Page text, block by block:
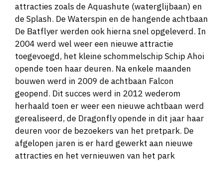
attracties zoals de Aquashute (waterglijbaan) en
de Splash. De Waterspin en de hangende achtbaan
De Batflyer werden ook hierna snel opgeleverd. In
2004 werd wel weer een nieuwe attractie
toegevoegd, het kleine schommelschip Schip Ahoi
opende toen haar deuren. Na enkele maanden
bouwen werd in 2009 de achtbaan Falcon
geopend. Dit succes werd in 2012 wederom
herhaald toen er weer een nieuwe achtbaan werd
gerealiseerd, de Dragonfly opende in dit jaar haar
deuren voor de bezoekers van het pretpark. De
afgelopen jaren is er hard gewerkt aan nieuwe
attracties en het vernieuwen van het park